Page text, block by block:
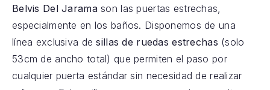
Belvis Del Jaramason las puertas estrechas,
especialmente en los baños. Disponemos de una
línea exclusiva desillas de ruedas estrechas (solo
53cm de ancho total) que permiten el paso por
cualquier puerta estándar sin necesidad de realizar